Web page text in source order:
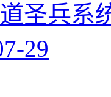
圣兵系
29